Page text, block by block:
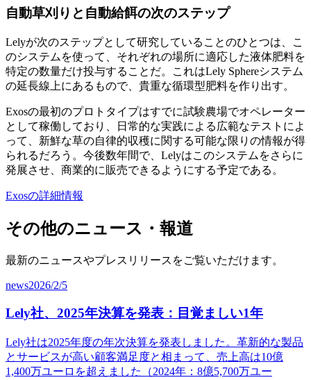
自動草刈りと自動給餌の次のステップ
Lelyが次のステップとして研究していることのひとつは、こ
のシステムを使って、それぞれの場所に適応した液体肥料を
特定の数量だけ投与することだ。これはLely Sphereシステム
の延長線上にあるもので、貴重な循環型肥料を作り出す。
Exosの最初のプロトタイプはすでに試験農場でオペレーター
として稼働しており、日常的な実践による広範なテストによ
って、新鮮な草の自律的収穫に関する可能な限りの情報が得
られるだろう。今後数年間で、Lelyはこのシステムをさらに
発展させ、商業的に販売できるようにする予定である。
Exosの詳細情報
その他のニュース・報道
最新のニュースやプレスリリースをご覧いただけます。
news2026/2/5
Lely社、2025年決算を発表：目覚ましい1年
Lely社は2025年度の年次決算を発表しました。革新的な製品
とサービスが高い顧客満足度と相まって、売上高は10億
1,400万ユーロを超えました（2024年：8億5,700万ユー